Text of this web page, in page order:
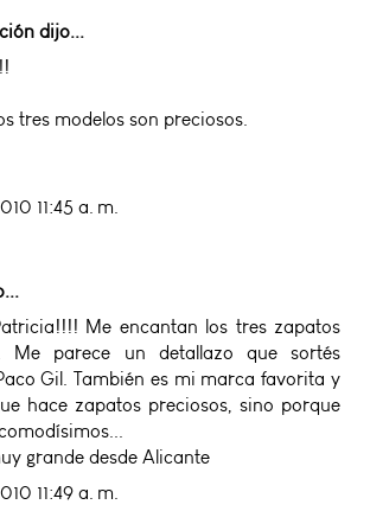
dijo...
tres modelos son preciosos.
11:45 a. m.
Me encantan los tres zapatos
Me parece un detallazo que sortés
Gil. También es mi marca favorita y
hace zapatos preciosos, sino porque
grande desde Alicante
11:49 a. m.